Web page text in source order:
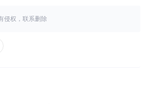
侵权，联系删除